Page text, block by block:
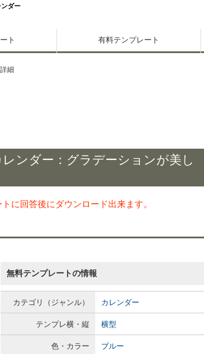
ダー
ト 有料テンプレート
細
ンダー：グラデーションが美し
に回答後にダウンロード出来ます。
無料テンプレートの情報
カテゴリ（ジャンル） カレンダー
テンプレ横・縦 横型
色・カラー ブルー